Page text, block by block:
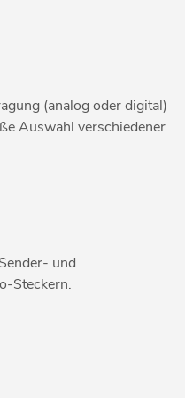
(analog oder digital)
Auswahl verschiedener
und
Steckern.